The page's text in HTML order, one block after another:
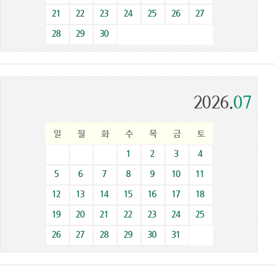
21 22 23 24 25 26 27
28 29 30
2026.07
일 월 화 수 목 금
토
1
2 3 4
5 6 7 8 9 10 11
12 13 14 15 16 17 18
19 20 21 22 23 24 25
26 27 28 29 30 31